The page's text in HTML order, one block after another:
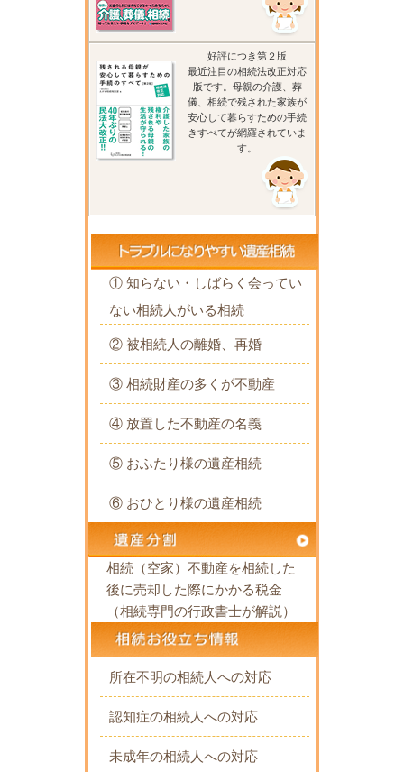
好評につき第２版
最近注目の相続法改正対応
版です。母親の介護、葬
儀、相続で残された家族が
安心して暮らすための手続
きすべてが網羅されていま
す。
① 知らない・しばらく会ってい
ない相続人がいる相続
② 被相続人の離婚、再婚
③ 相続財産の多くが不動産
④ 放置した不動産の名義
⑤ おふたり様の遺産相続
⑥ おひとり様の遺産相続
相続（空家）不動産を相続した
後に売却した際にかかる税金
（相続専門の行政書士が解説）
所在不明の相続人への対応
認知症の相続人への対応
未成年の相続人への対応